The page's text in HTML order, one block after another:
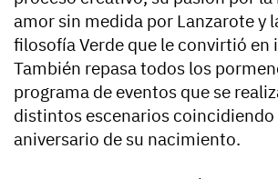
amor sin medida por Lanzarote y
filosofía Verde que le convirtió en
También repasa todos los
programa de eventos que se
distintos escenarios coincidiendo
aniversario de su nacimiento.